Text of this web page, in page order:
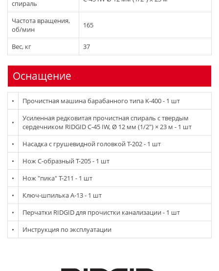
спираль
Частота вращения,
об/мин
165
Вес, кг 37
Оснащение
• Прочистная машина барабанного типа K-400 - 1 шт
•
Усиленная редковитая прочистная спираль с твердым
сердечником RIDGID C-45 IW, Ø 12 мм (1/2") × 23 м - 1 шт
•
Насадка с грушевидной головкой T-202 - 1 шт
•
Нож С-образный T-205 - 1 шт
•
Нож "пика" T-211 - 1 шт
•
Ключ-шпилька A-13 - 1 шт
•
Перчатки RIDGID для прочистки канализации - 1 шт
•
Инструкция по эксплуатации